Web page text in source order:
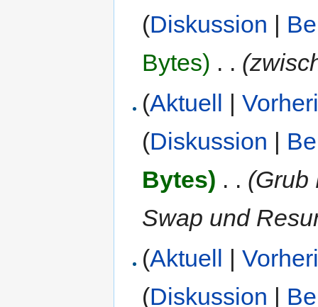
(Diskussion |
Bytes) . .
(Aktuell |
(Diskussion |
Bytes) . . (Grub
Swap und
(Aktuell |
(Diskussion